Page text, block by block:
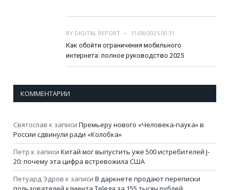
BY DIGITAL REPORT
31/08/2025 00:31
Как обойти ограничения мобильного
интернета: полное руководство 2025
КОММЕНТАРИИ
Святослав к записи Премьеру нового «Человека-паука» в
России сдвинули ради «Колобка»
Петр к записи Китай мог выпустить уже 500 истребителей J-
20: почему эта цифра встревожила США
Петуард Эдров к записи В даркнете продают переписки